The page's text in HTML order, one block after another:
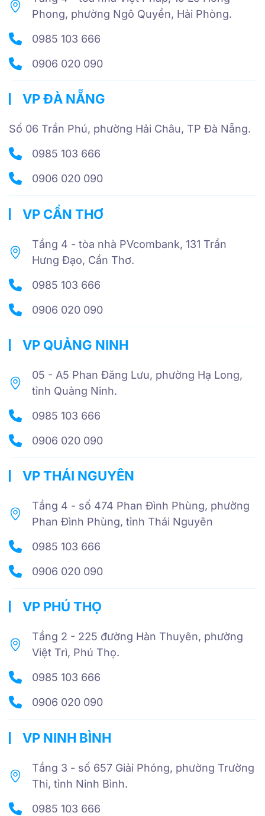
Phong, phường Ngô Quyền, Hải Phòng.
0985 103 666
0906 020 090
VP ĐÀ NẴNG
Số 06 Trần Phú, phường Hải Châu, TP Đà Nẵng.
0985 103 666
0906 020 090
VP CẦN THƠ
Tầng 4 - tòa nhà PVcombank, 131 Trần
Hưng Đạo, Cần Thơ.
0985 103 666
0906 020 090
VP QUẢNG NINH
05 - A5 Phan Đăng Lưu, phường Hạ Long,
tỉnh Quảng Ninh.
0985 103 666
0906 020 090
VP THÁI NGUYÊN
Tầng 4 - số 474 Phan Đình Phùng, phường
Phan Đình Phùng, tỉnh Thái Nguyên
0985 103 666
0906 020 090
VP PHÚ THỌ
Tầng 2 - 225 đường Hàn Thuyên, phường
Việt Trì, Phú Thọ.
0985 103 666
0906 020 090
VP NINH BÌNH
Tầng 3 - số 657 Giải Phóng, phường Trường
Thi, tỉnh Ninh Bình.
0985 103 666